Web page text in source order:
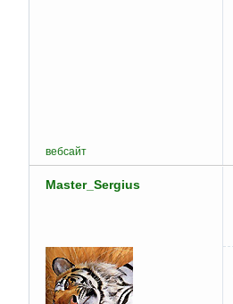
вебсайт
Master_Sergius